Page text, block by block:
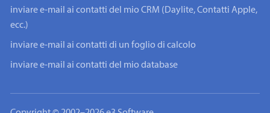
inviare e-mail ai contatti del mio CRM (Daylite, Contatti Apple,
ecc.)
inviare e-mail ai contatti di un foglio di calcolo
inviare e-mail ai contatti del mio database